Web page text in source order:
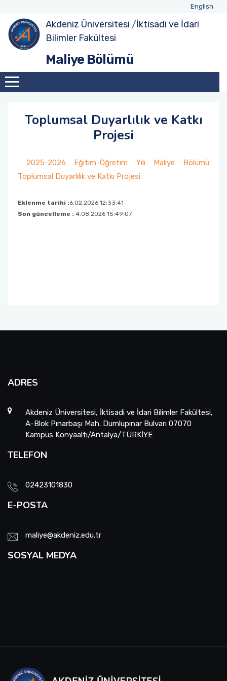
English
Akdeniz Üniversitesi /İktisadi ve İdari
Bilimler Fakültesi
Maliye Bölümü
Toplumsal Duyarlılık ve Katkı
Projesi
2025-2026 Eğitim-Öğretim Yılı Maliye Bölümü
Toplumsal Duyarlılık ve Katkı Projesi
Eklenme tarihi :6.02.2026 12:33:41
Son güncelleme : 4.08.2026 15:49:07
ADRES
Akdeniz Üniversitesi, İktisadi ve İdari Bilimler Fakültesi,
A-Blok Pınarbaşı Mah. Dumlupınar Bulvarı 07070
Kampüs Konyaaltı/Antalya/TÜRKİYE
TELEFON
02423101830
E-POSTA
maliye@akdeniz.edu.tr
SOSYAL MEDYA
Hakkımızda
Bölüm Danışma Kurulu
Akademik Personel
İdari Personel
Lisans
Ders Programları
Sınav Programları
Öğrenci Danışmanları
Formlar
Lisansüstü
Yüksek Lisans
Ders Programları
Sınav Programları
Tezli Yüksek Lisans Formları
Tezsiz Yüksek Lisans Formları
Doktora Formları
Erasmus+ ve Diğer Değişim Programları
Erasmus+ Bölüm Koordinatörlüğü
Seminerler
Uluslararası Faaliyetler
Kariyer Geliştirme
Oryantasyon Programı
Mezun Buluşması
Mezuniyet Törenleri
Toplumsal Duyarlılık ve Katkı Projesi
Diğer Faaliyetler
Danışma Kurulu Toplantısı